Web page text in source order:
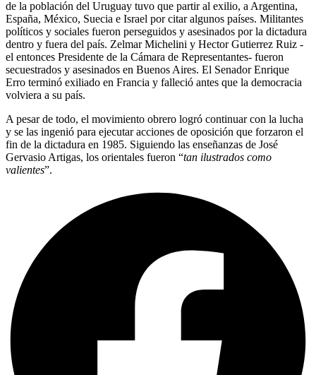
de la población del Uruguay tuvo que partir al exilio, a Argentina,
España, México, Suecia e Israel por citar algunos países. Militantes
políticos y sociales fueron perseguidos y asesinados por la dictadura
dentro y fuera del país. Zelmar Michelini y Hector Gutierrez Ruiz -
el entonces Presidente de la Cámara de Representantes- fueron
secuestrados y asesinados en Buenos Aires. El Senador Enrique
Erro terminó exiliado en Francia y falleció antes que la democracia
volviera a su país.
A pesar de todo, el movimiento obrero logró continuar con la lucha
y se las ingenió para ejecutar acciones de oposición que forzaron el
fin de la dictadura en 1985. Siguiendo las enseñanzas de José
Gervasio Artigas, los orientales fueron “tan ilustrados como
valientes”.